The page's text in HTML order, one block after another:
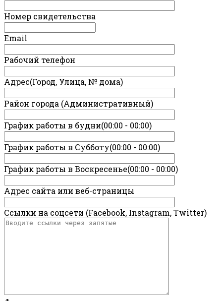
Номер свидетельства
Email
Рабочий телефон
Адрес(Город, Улица, № дома)
Район города (Административный)
График работы в будни(00:00 - 00:00)
График работы в Субботу(00:00 - 00:00)
График работы в Воскресенье(00:00 - 00:00)
Адрес сайта или веб-страницы
Ссылки на соцсети (Facebook, Instagram, Twitter)